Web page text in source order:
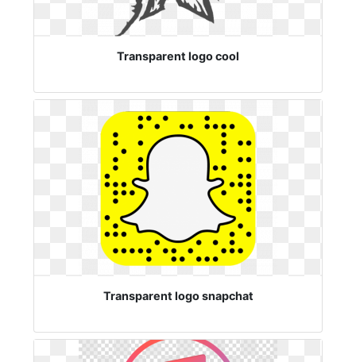
Transparent logo cool
Transparent logo snapchat